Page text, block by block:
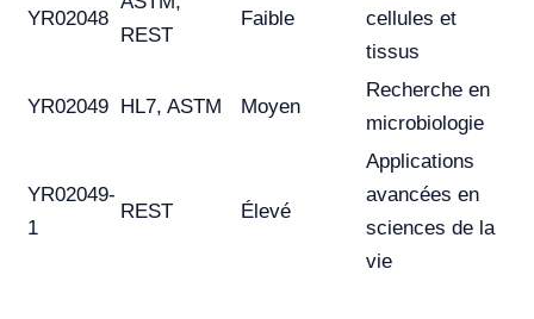
YR02048
REST
Faible
cellules et
tissus
YR02049 HL7, ASTM Moyen
Recherche en
microbiologie
YR02049-
1
REST Élevé
Applications
avancées en
sciences de la
vie